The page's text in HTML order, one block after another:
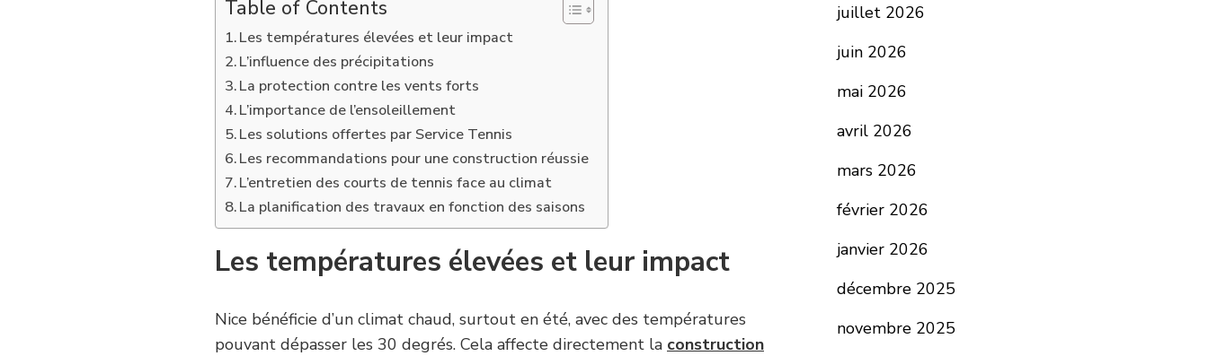
Table of Contents
Les températures élevées et leur impact
L’influence des précipitations
La protection contre les vents forts
L’importance de l’ensoleillement
Les solutions offertes par Service Tennis
Les recommandations pour une construction réussie
L’entretien des courts de tennis face au climat
La planification des travaux en fonction des saisons
Les températures élevées et leur impact
Nice bénéficie d’un climat chaud, surtout en été, avec des températures
pouvant dépasser les 30 degrés. Cela affecte directement la construction
juillet 2026
juin 2026
mai 2026
avril 2026
mars 2026
février 2026
janvier 2026
décembre 2025
novembre 2025